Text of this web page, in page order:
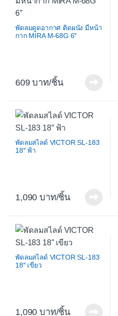
พัดลมดูดอากาศ ติดผนัง มีหน้า
กาก MIRA M-68G 6″
609 /ชิ้น
พัดลมสไลด์ VICTOR SL-183
18″ ฟ้า
1,090 /ชิ้น
พัดลมสไลด์ VICTOR SL-183
18″ เขียว
1,090 /ชิ้น